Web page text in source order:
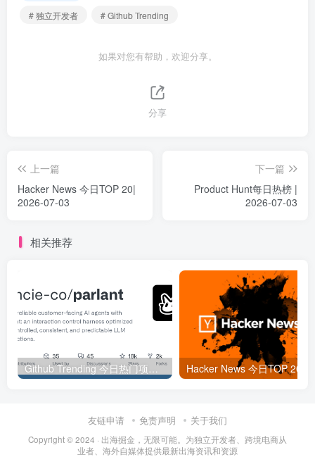
# 独立开发者
# Github Trending
如果对您有帮助，欢迎分享。
分享
上一篇
Hacker News 今日TOP 20|
2026-07-03
下一篇
Product Hunt每日热榜 |
2026-07-03
相关推荐
Github Trending 今日热门项目 | 2025-09-06
友链申请 免责声明 关于我们
Copyright © 2024 · 出海掘金，无限可能。为独立开发者、跨境电商从
业者、海外自媒体提供最新出海资讯和资源